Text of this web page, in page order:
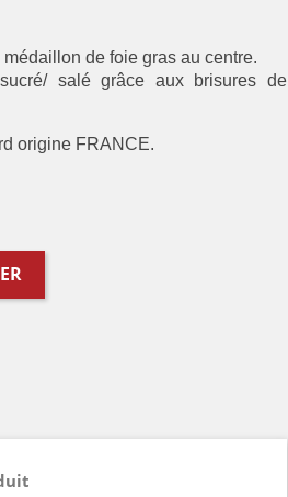
de foie gras au centre.
salé grâce aux brisures de
origine FRANCE.